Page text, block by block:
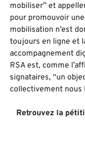
mobiliser” et
pour promouvoir
mobilisation n’est
toujours en ligne et
accompagnement
RSA est, comme
signataires, “un
collectivement nous
Retrouvez la